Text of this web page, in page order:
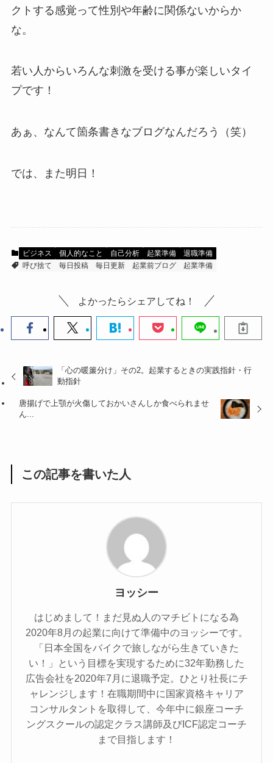
クトする感覚って性別や年齢に関係ないからか
な。
若い人からいろんな刺激を受ける事が楽しいタイ
プです！
あぁ、なんて箇条書きなブログなんだろう（笑）
では、また明日！
ビジネス 個人的なこと 自己分析 起業準備
退職準備
呼び捨て
毎日投稿 毎日更新 起業前ブログ 起業準備
よかったらシェアしてね！
「心の暖簾分け」その2。起業するときの実践指針・行
動指針
唐揚げで上顎が火傷しておかいさんしか食べられませ
ん...
この記事を書いた人
ヨッシー
はじめまして！まだ見ぬ人のマチビトになる為
2020年8月の起業に向けて準備中のヨッシーです。
「日本全国をバイクで旅しながら生きていきた
い！」という目標を実現するために32年勤務した
広告会社を2020年7月に退職予定。ひとり社長にチ
ャレンジします！在職期間中に国家資格キャリア
コンサルタントを取得して、今年中に銀座コーチ
ングスクールの認定クラス講師及びICF認定コーチ
まで目指します！